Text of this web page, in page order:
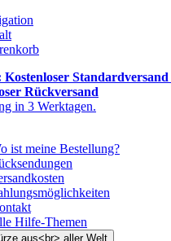
Kostenloser Standardversand
Rückversand
in 3 Werktagen.
ist meine Bestellung?
Hilfe-Themen